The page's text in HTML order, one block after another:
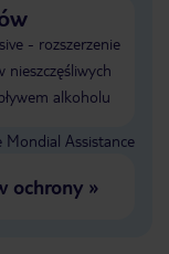
- rozszerzenie
alkoholu
Mondial Assistance
ochrony»